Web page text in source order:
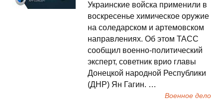
Украинские войска применили в
воскресенье химическое оружие
на соледарском и артемовском
направлениях. Об этом ТАСС
сообщил военно-политический
эксперт, советник врио главы
Донецкой народной Республики
(ДНР) Ян Гагин. …
Военное дело